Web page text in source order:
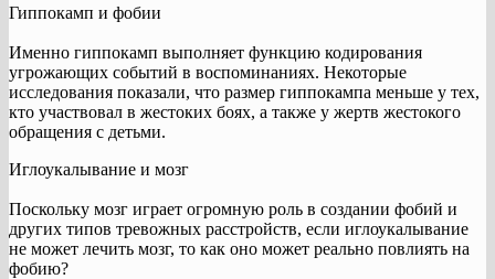
Гиппокамп и фобии
Именно гиппокамп выполняет функцию кодирования
угрожающих событий в воспоминаниях. Некоторые
исследования показали, что размер гиппокампа меньше у тех,
кто участвовал в жестоких боях, а также у жертв жестокого
обращения с детьми.
Иглоукалывание и мозг
Поскольку мозг играет огромную роль в создании фобий и
других типов тревожных расстройств, если иглоукалывание
не может лечить мозг, то как оно может реально повлиять на
фобию?